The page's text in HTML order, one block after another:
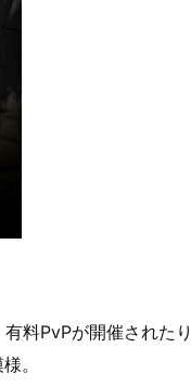
料PvPが開催された
。